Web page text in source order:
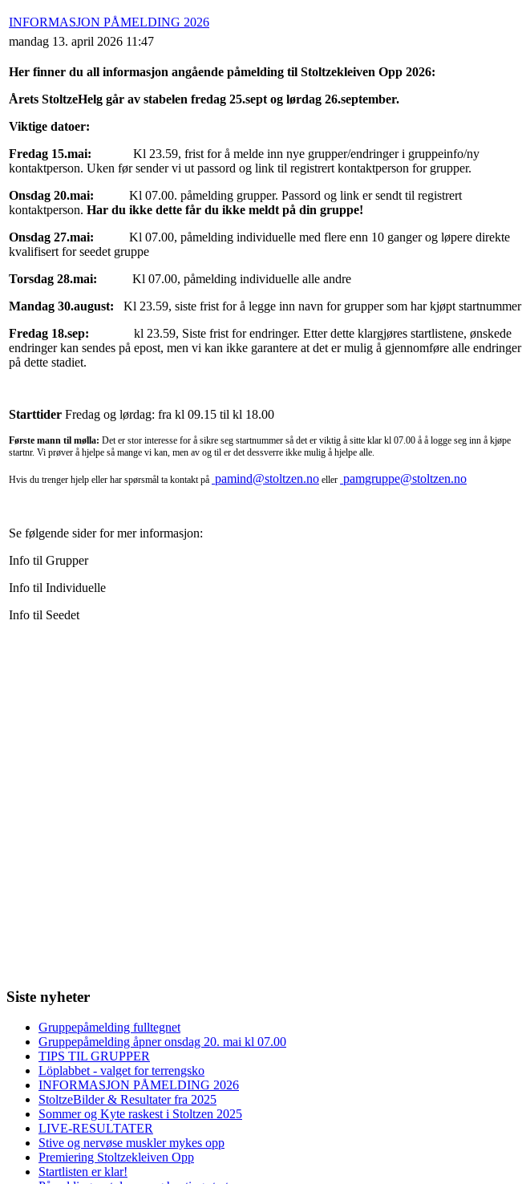
INFORMASJON PÅMELDING 2026
mandag 13. april 2026 11:47
Her finner du all informasjon angående påmelding til Stoltzekleiven Opp 2026:
Årets StoltzeHelg går av stabelen fredag 25.sept og lørdag 26.september.
Viktige datoer:
Fredag 15.mai:
Kl 23.59, frist for å melde inn nye grupper/endringer i gruppeinfo/ny
kontaktperson. Uken før sender vi ut passord og link til registrert kontaktperson for grupper.
Onsdag 20.mai:
Kl 07.00. påmelding grupper. Passord og link er sendt til registrert
kontaktperson. Har du ikke dette får du ikke meldt på din gruppe!
Onsdag 27.mai:
Kl 07.00, påmelding individuelle med flere enn 10 ganger og løpere direkte
kvalifisert for seedet gruppe
Torsdag 28.mai:
Kl 07.00, påmelding individuelle alle andre
Mandag 30.august:
Kl 23.59, siste frist for å legge inn navn for grupper som har kjøpt startnummer
Fredag 18.sep:
kl 23.59, Siste frist for endringer. Etter dette klargjøres startlistene, ønskede
endringer kan sendes på epost, men vi kan ikke garantere at det er mulig å gjennomføre alle endringer
på dette stadiet.
Starttider Fredag og lørdag: fra kl 09.15 til kl 18.00
Første mann til mølla: Det er stor interesse for å sikre seg startnummer så det er viktig å sitte klar kl 07.00 å å logge seg inn å kjøpe
startnr. Vi prøver å hjelpe så mange vi kan, men av og til er det dessverre ikke mulig å hjelpe alle.
Hvis du trenger hjelp eller har spørsmål ta kontakt på pamind@stoltzen.no eller pamgruppe@stoltzen.no
Se følgende sider for mer informasjon:
Info til Grupper
Info til Individuelle
Info til Seedet
Siste nyheter
Gruppepåmelding fulltegnet
Gruppepåmelding åpner onsdag 20. mai kl 07.00
TIPS TIL GRUPPER
Löplabbet - valget for terrengsko
INFORMASJON PÅMELDING 2026
StoltzeBilder & Resultater fra 2025
Sommer og Kyte raskest i Stoltzen 2025
LIVE-RESULTATER
Stive og nervøse muskler mykes opp
Premiering Stoltzekleiven Opp
Startlisten er klar!